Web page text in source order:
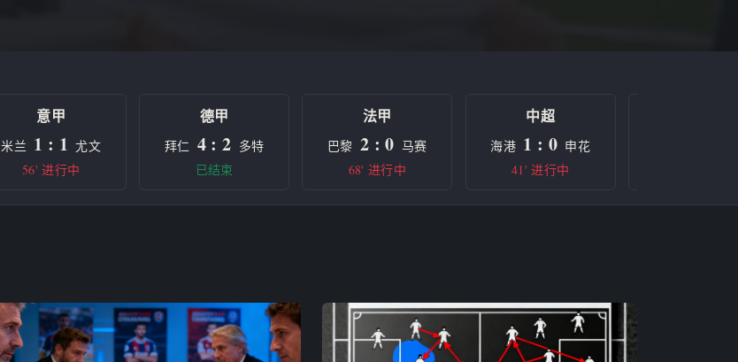
意甲
米兰 1 : 1 尤文
56' 进行中
德甲
拜仁 4 : 2 多特
已结束
法甲
巴黎 2 : 0 马赛
68' 进行中
中超
海港 1 : 0 申花
41' 进行中